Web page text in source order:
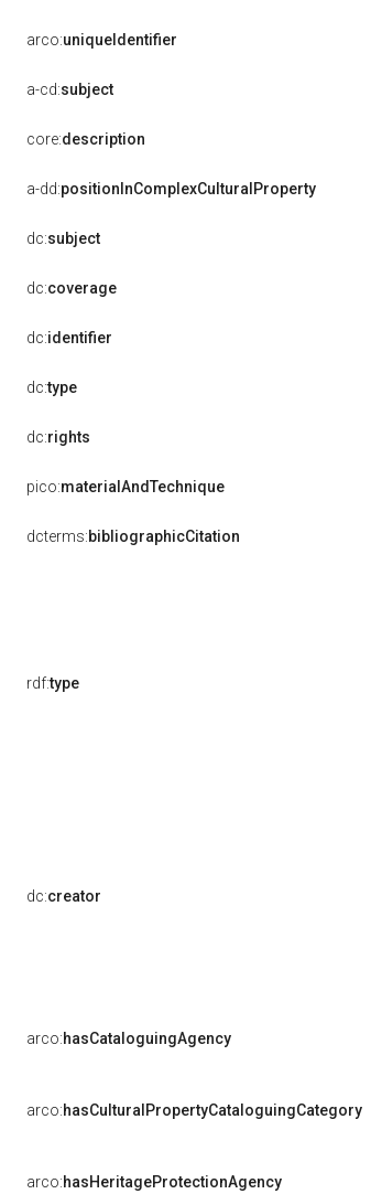
arco:uniqueIdentifier
a-cd:subject
core:description
a-dd:positionInComplexCulturalProperty
dc:subject
dc:coverage
dc:identifier
dc:type
dc:rights
pico:materialAndTechnique
dcterms:bibliographicCitation
rdf:type
dc:creator
arco:hasCataloguingAgency
arco:hasCulturalPropertyCataloguingCategory
arco:hasHeritageProtectionAgency